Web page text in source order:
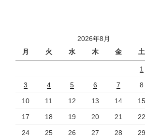
2026年8月
月
火 水 木 金 土
1
3 4 5 6 7 8
10 11 12 13 14 15
17 18 19 20 21 22
24 25 26 27 28 29